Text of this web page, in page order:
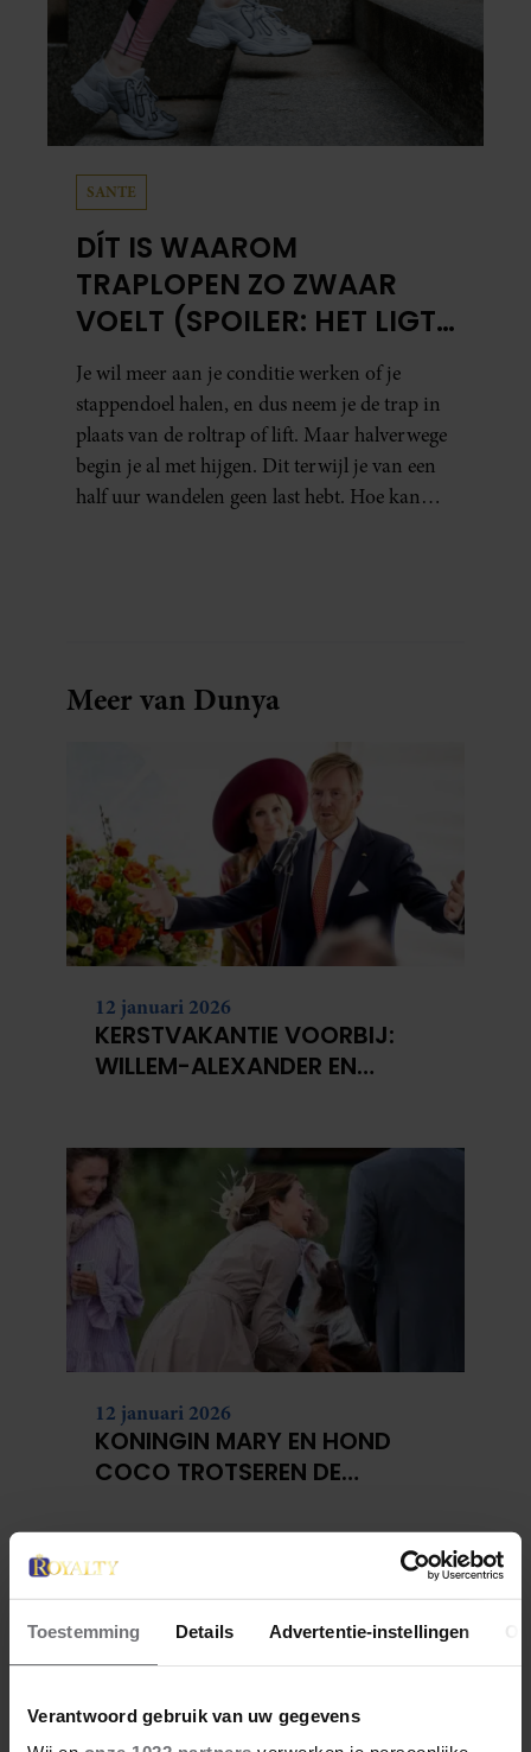
Toestemming Details Advertentie-instellingen
Verantwoord gebruik van uw gegevens
SANTE
DÍT IS WAAROM
TRAPLOPEN ZO ZWAAR
VOELT (SPOILER: HET LIGT
NIET AAN JE CONDITIE)
Je wil meer aan je conditie werken of je
stappendoel halen, en dus neem je de trap in
plaats van de roltrap of lift. Maar halverwege
begin je al met hijgen. Dit terwijl je van een
half uur wandelen geen last hebt. Hoe kan
Meer van Dunya
12 januari 2026
KERSTVAKANTIE VOORBIJ:
WILLEM-ALEXANDER EN
12 januari 2026
KONINGIN MARY EN HOND
COCO TROTSEREN DE